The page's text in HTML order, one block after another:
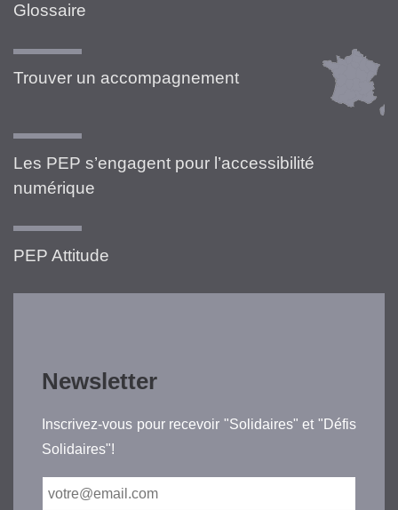
Glossaire
Trouver un accompagnement
Les PEP s’engagent pour l’accessibilité
numérique
PEP Attitude
Newsletter
Inscrivez-vous pour recevoir "Solidaires" et "Défis
Solidaires"!